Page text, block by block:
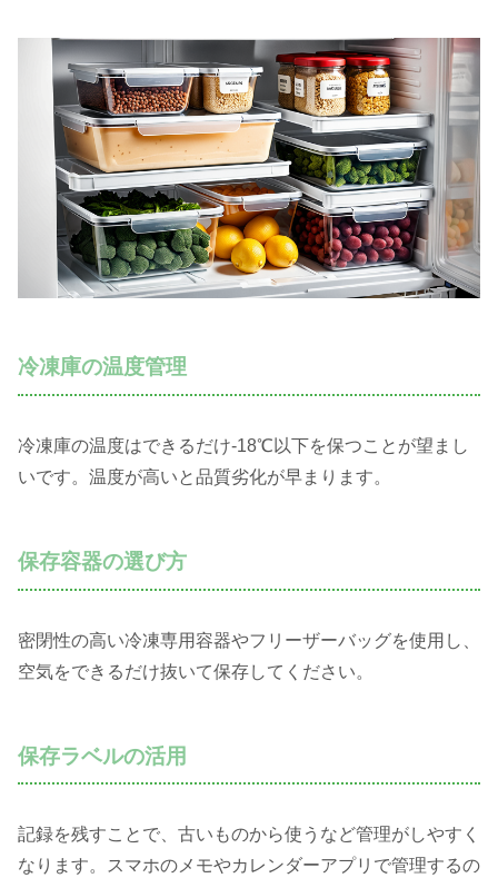
冷凍庫の温度管理
冷凍庫の温度はできるだけ-18℃以下を保つことが望まし
いです。温度が高いと品質劣化が早まります。
保存容器の選び方
密閉性の高い冷凍専用容器やフリーザーバッグを使用し、
空気をできるだけ抜いて保存してください。
保存ラベルの活用
記録を残すことで、古いものから使うなど管理がしやすく
なります。スマホのメモやカレンダーアプリで管理するの